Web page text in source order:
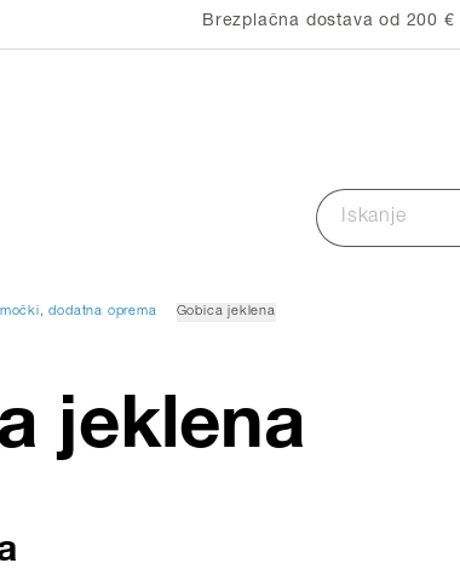
Brezplačna dostava od 200 €
dodatna oprema Gobica jeklena
jeklena